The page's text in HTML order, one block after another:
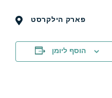
פארק הילקרסט
הוסף ליומן